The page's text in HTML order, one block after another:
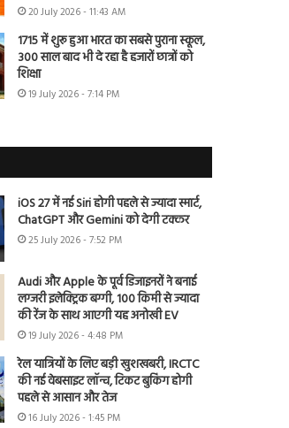
20 July 2026 - 11:43 AM
1715 में शुरू हुआ भारत का सबसे पुराना स्कूल,
300 साल बाद भी दे रहा है हजारों छात्रों को
शिक्षा
19 July 2026 - 7:14 PM
iOS 27 में नई Siri होगी पहले से ज्यादा स्मार्ट,
ChatGPT और Gemini को देगी टक्कर
25 July 2026 - 7:52 PM
Audi और Apple के पूर्व डिजाइनरों ने बनाई
लग्जरी इलेक्ट्रिक बग्गी, 100 किमी से ज्यादा
की रेंज के साथ आएगी यह अनोखी EV
19 July 2026 - 4:48 PM
रेल यात्रियों के लिए बड़ी खुशखबरी, IRCTC
की नई वेबसाइट लॉन्च, टिकट बुकिंग होगी
पहले से आसान और तेज
16 July 2026 - 1:45 PM